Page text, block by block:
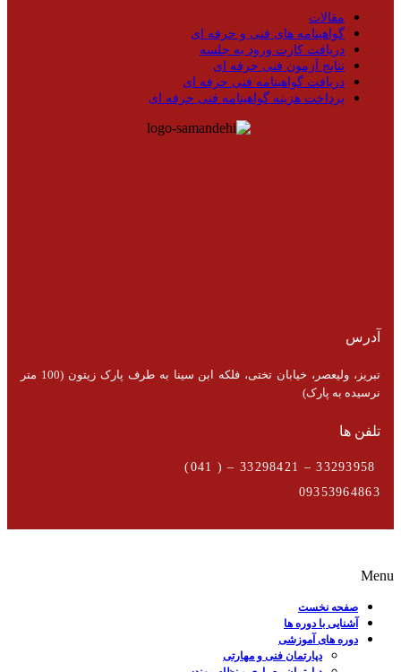
مقالات
گواهینامه های فنی و حرفه ای
دریافت کارت ورود به جلسه
نتایج آزمون فنی حرفه ای
دریافت گواهینامه فنی حرفه ای
پرداخت هزینه گواهینامه فنی حرفه ای
آدرس
تبریز، ولیعصر، خیابان تختی، فلکه ابن سینا به طرف پارک زیتون (100 متر
نرسیده به پارک)
تلفن ها
09353964863
Menu
صفحه نخست
آشنایی با دوره ها
دوره های آموزشی
دپارتمان فنی و مهارتی